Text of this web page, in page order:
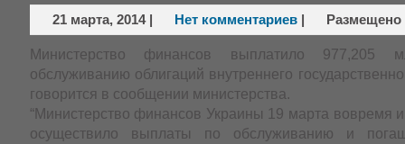
21 марта, 2014| Нет комментариев |
Министерство финансов выплатило 977,205
обслуживанию облигаций внутреннего
говорится в сообщении министерства.
“Министерство финансов Украины 19 марта вовремя
осуществило выплаты по обслуживанию и